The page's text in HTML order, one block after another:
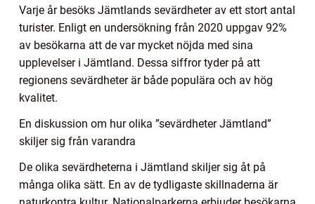
Varje år besöks Jämtlands sevärdheter av ett stort antal
turister. Enligt en undersökning från 2020 uppgav 92%
av besökarna att de var mycket nöjda med sina
upplevelser i Jämtland. Dessa siffror tyder på att
regionens sevärdheter är både populära och av hög
kvalitet.
En diskussion om hur olika ”sevärdheter Jämtland”
skiljer sig från varandra
De olika sevärdheterna i Jämtland skiljer sig åt på
många olika sätt. En av de tydligaste skillnaderna är